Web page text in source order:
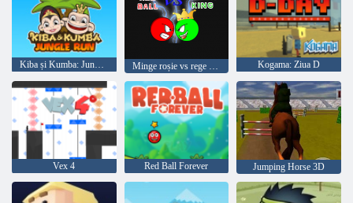
Kiba și Kumba: Jungle Run Kogama: Ziua D
Vex 4 Red Ball Forever Jumping Horse 3D